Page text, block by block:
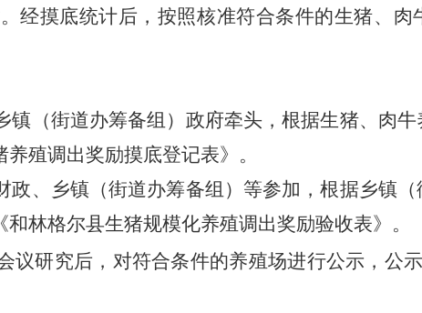
经摸底统计后， 按照核准符合条件的生猪、肉
镇（街道办筹备组 ）政府牵头，根据生猪、肉
养殖调出奖励摸底登记表》 。
政、乡镇（街道办筹备组 ） 等参加，根据乡镇（
和林格尔县生猪规模化养殖调出奖励验收表》 。
议研究后， 对符合条件的养殖场进行公示，公